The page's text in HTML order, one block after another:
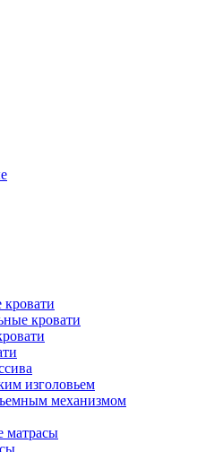
кровати
изголовьем
механизмом
матрасы